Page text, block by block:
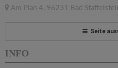
Am Plan 4, 96231 Bad
Seite
INFO
e
a